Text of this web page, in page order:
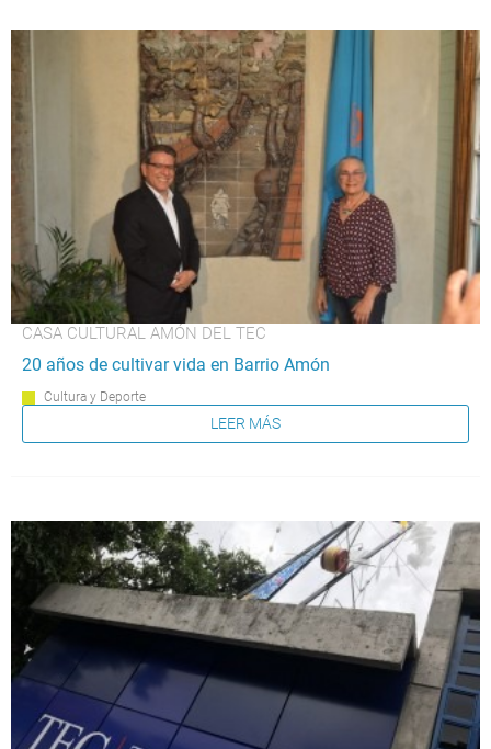
CASA CULTURAL AMÓN DEL TEC
20 años de cultivar vida en Barrio Amón
Cultura y Deporte
LEER MÁS